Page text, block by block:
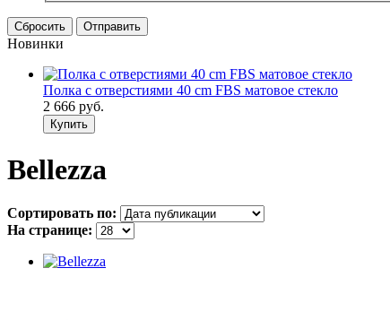
Сбросить Отправить
Новинки
Полка с отверстиями 40 cm FBS матовое стекло
2 666 руб.
Купить
Bellezza
Сортировать по:
На странице: